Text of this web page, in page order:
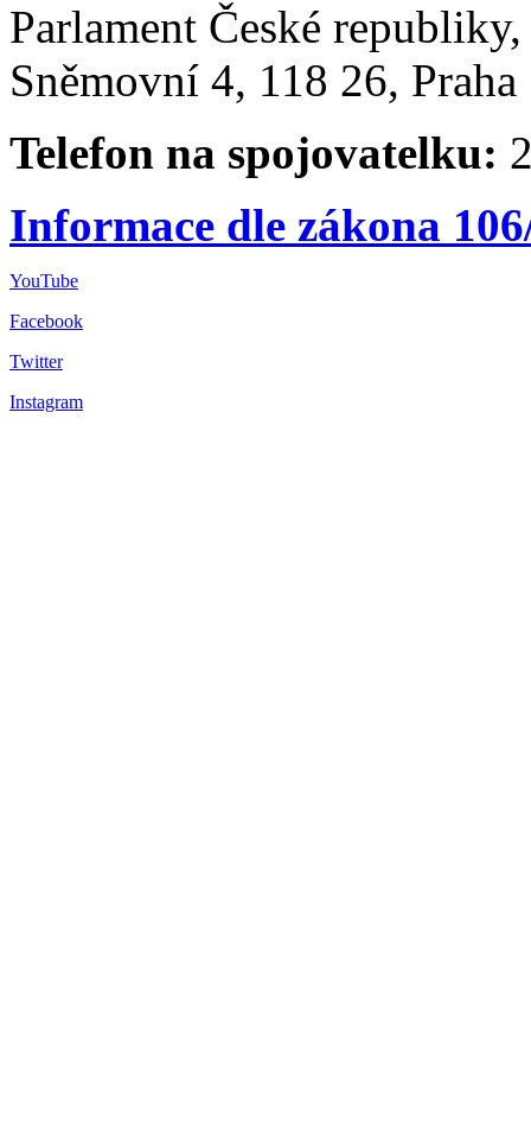
Parlament České
Sněmovní 4, 118 26,
Telefon na spojovatelku:
Informace dle zákona
YouTube
Facebook
Twitter
Instagram